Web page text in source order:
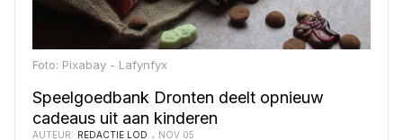
Foto: Pixabay - Lafynfyx
Speelgoedbank Dronten deelt opnieuw
cadeaus uit aan kinderen
AUTEUR: REDACTIE LOD NOV 05